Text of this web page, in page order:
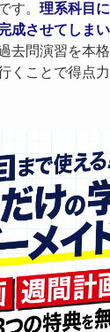
す。 理系科目
成させてしまい
去問演習を本
くことで得点